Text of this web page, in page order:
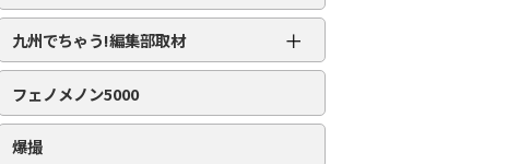
九州でちゃう!編集部取材 ＋
編集部取材［ダイヤ］
編集部取材［金］
フェノメノン5000
爆撮